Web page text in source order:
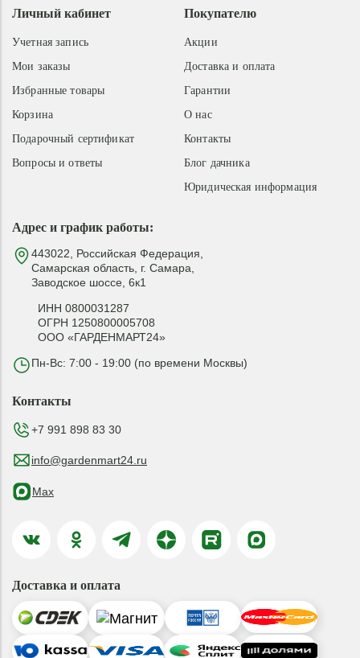
Адрес и график работы:
443022, Российская Федерация,
Самарская область, г. Самара,
Заводское шоссе, 6к1
ИНН 0800031287
ОГРН 1250800005708
ООО «ГАРДЕНМАРТ24»
Пн-Вс: 7:00 - 19:00 (по времени Москвы)
Покупателю
Акции
Доставка и оплата
Гарантии
О нас
Контакты
Блог дачника
Юридическая информация
Личный кабинет
Учетная запись
Мои заказы
Избранные товары
Корзина
Подарочный сертификат
Вопросы и ответы
Контакты
+7 991 898 83 30
info@gardenmart24.ru
Max
Доставка и оплата